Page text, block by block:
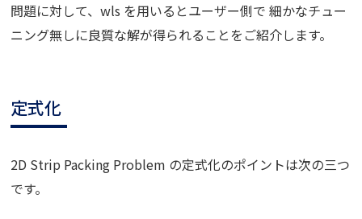
問題に対して、wls を用いるとユーザー側で 細かなチュー
ニング無しに良質な解が得られることをご紹介します。
定式化
2D Strip Packing Problem の定式化のポイントは次の三つ
です。